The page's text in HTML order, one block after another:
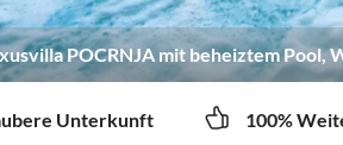
POCRNJA mit beheiztem Pool,
Unterkunft 100%